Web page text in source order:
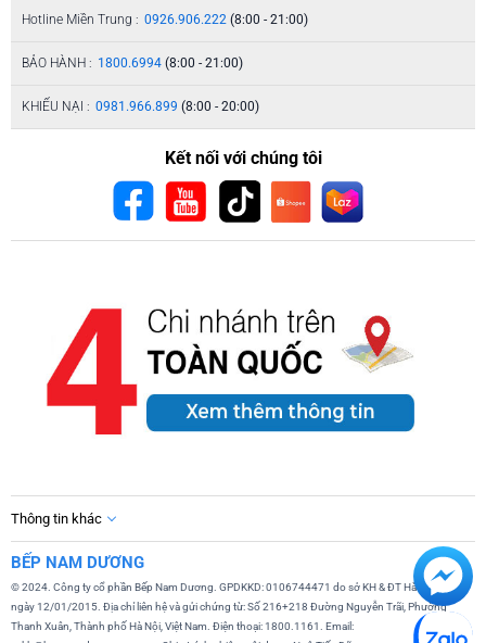
Hotline Miền Trung : 0926.906.222 (8:00 - 21:00)
BẢO HÀNH : 1800.6994 (8:00 - 21:00)
KHIẾU NẠI : 0981.966.899 (8:00 - 20:00)
Kết nối với chúng tôi
Thông tin khác
BẾP NAM DƯƠNG
© 2024. Công ty cổ phần Bếp Nam Dương. GPDKKD: 0106744471 do sở KH & ĐT Hà Nội cấp
ngày 12/01/2015. Địa chỉ liên hệ và gửi chứng từ: Số 216+218 Đường Nguyễn Trãi, Phường
Thanh Xuân, Thành phố Hà Nội, Việt Nam. Điện thoại: 1800.1161. Email: